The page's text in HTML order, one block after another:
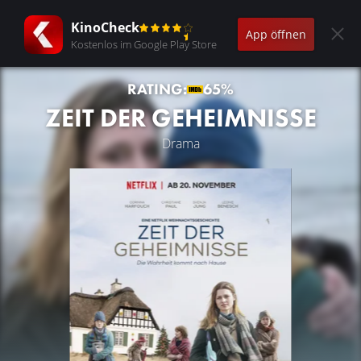
KinoCheck
Kostenlos im Google Play Store
App öffnen
RATING: 65%
ZEIT DER GEHEIMNISSE
Drama